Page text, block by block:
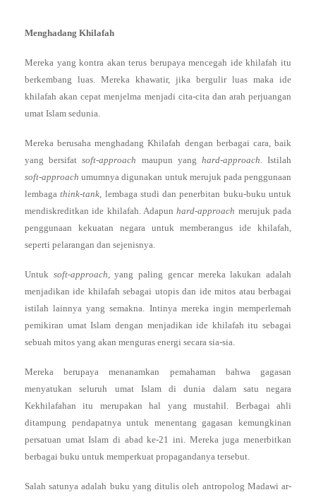
Menghadang Khilafah
Mereka yang kontra akan terus berupaya mencegah ide khilafah itu
berkembang luas. Mereka khawatir, jika bergulir luas maka ide
khilafah akan cepat menjelma menjadi cita-cita dan arah perjuangan
umat Islam sedunia.
Mereka berusaha menghadang Khilafah dengan berbagai cara, baik
yang bersifatsoft-approach maupun yang hard-approach. Istilah
soft-approach umumnya digunakan untuk merujuk pada penggunaan
lembagathink-tank, lembaga studi dan penerbitan buku-buku untuk
mendiskreditkan ide khilafah. Adapunhard-approach merujuk pada
penggunaan kekuatan negara untuk memberangus ide khilafah,
seperti pelarangan dan sejenisnya.
Untuk soft-approach, yang paling gencar mereka lakukan adalah
menjadikan ide khilafah sebagai utopis dan ide mitos atau berbagai
istilah lainnya yang semakna. Intinya mereka ingin memperlemah
pemikiran umat Islam dengan menjadikan ide khilafah itu sebagai
sebuah mitos yang akan menguras energi secara sia-sia.
Mereka berupaya menanamkan pemahaman bahwa gagasan
menyatukan seluruh umat Islam di dunia dalam satu negara
Kekhilafahan itu merupakan hal yang mustahil. Berbagai ahli
ditampung pendapatnya untuk menentang gagasan kemungkinan
persatuan umat Islam di abad ke-21 ini. Mereka juga menerbitkan
berbagai buku untuk memperkuat propagandanya tersebut.
Salah satunya adalah buku yang ditulis oleh antropolog Madawi ar-